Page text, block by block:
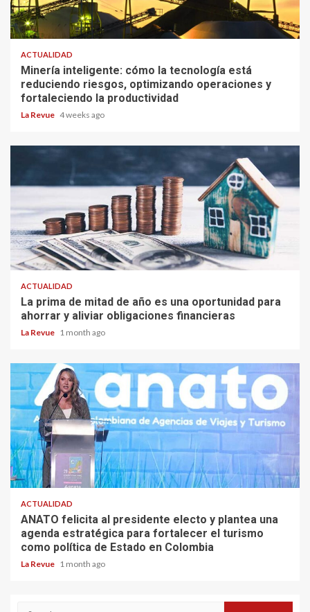
ACTUALIDAD
Minería inteligente: cómo la tecnología está
reduciendo riesgos, optimizando operaciones y
fortaleciendo la productividad
La Revue 4 weeks ago
ACTUALIDAD
La prima de mitad de año es una oportunidad para
ahorrar y aliviar obligaciones financieras
La Revue 1 month ago
ACTUALIDAD
ANATO felicita al presidente electo y plantea una
agenda estratégica para fortalecer el turismo
como política de Estado en Colombia
La Revue 1 month ago
Search